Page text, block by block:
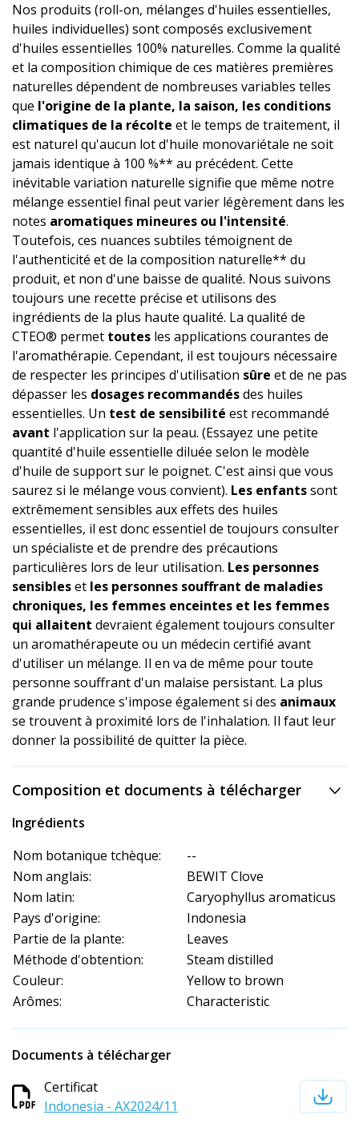
Nos produits (roll-on, mélanges d'huiles essentielles,
huiles individuelles) sont composés exclusivement
d'huiles essentielles 100% naturelles. Comme la qualité
et la composition chimique de ces matières premières
naturelles dépendent de nombreuses variables telles
que l'origine de la plante, la saison, les conditions
climatiques de la récolte et le temps de traitement, il
est naturel qu'aucun lot d'huile monovariétale ne soit
jamais identique à 100 %** au précédent. Cette
inévitable variation naturelle signifie que même notre
mélange essentiel final peut varier légèrement dans les
notes aromatiques mineures ou l'intensité.
Toutefois, ces nuances subtiles témoignent de
l'authenticité et de la composition naturelle** du
produit, et non d'une baisse de qualité. Nous suivons
toujours une recette précise et utilisons des
ingrédients de la plus haute qualité. La qualité de
CTEO® permet toutes les applications courantes de
l'aromathérapie. Cependant, il est toujours nécessaire
de respecter les principes d'utilisation sûre et de ne pas
dépasser les dosages recommandésdes huiles
essentielles. Un test de sensibilité est recommandé
avant l'application sur la peau. (Essayez une petite
quantité d'huile essentielle diluée selon le modèle
d'huile de support sur le poignet. C'est ainsi que vous
saurez si le mélange vous convient). Les enfantssont
extrêmement sensibles aux effets des huiles
essentielles, il est donc essentiel de toujours consulter
un spécialiste et de prendre des précautions
particulières lors de leur utilisation. Les personnes
sensibleset les personnes souffrant de maladies
chroniques, les femmes enceintes et les femmes
qui allaitent devraient également toujours consulter
un aromathérapeute ou un médecin certifié avant
d'utiliser un mélange. Il en va de même pour toute
personne souffrant d'un malaise persistant. La plus
grande prudence s'impose également si des animaux
se trouvent à proximité lors de l'inhalation. Il faut leur
donner la possibilité de quitter la pièce.
Composition et documents à télécharger
Ingrédients
Nom botanique tchèque:
--
Nom anglais:
BEWIT Clove
Nom latin:
Caryophyllus aromaticus
Pays d'origine:
Indonesia
Partie de la plante:
Leaves
Méthode d'obtention:
Steam distilled
Couleur:
Yellow to brown
Arômes:
Characteristic
Documents à télécharger
Certificat
Indonesia - AX2024/11